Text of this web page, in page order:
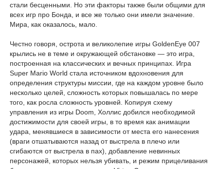
стали бесценными. Но эти факторы также были общими для
всех игр про Бонда, и все же только они имели значение.
Мира, как оказалось, мало.
Честно говоря, острота и великолепие игры GoldenEye 007
крылись не в теме и окружающей обстановке — это игра,
построенная на классических и вечных принципах. Игра
Super Mario World стала источником вдохновения для
определения структуры миссии, где на каждом уровне было
несколько целей, сложность которых повышалась по мере
того, как росла сложность уровней. Копируя схему
управления из игры Doom, Холлис добился необходимой
достижимости для своей игры, в то время как анимации
удара, менявшиеся в зависимости от места его нанесения
(враги отшатываются назад от выстрела в плечо или
сгибаются от выстрела в пах), добавление невинных
персонажей, которых нельзя убивать, и режим прицеливания